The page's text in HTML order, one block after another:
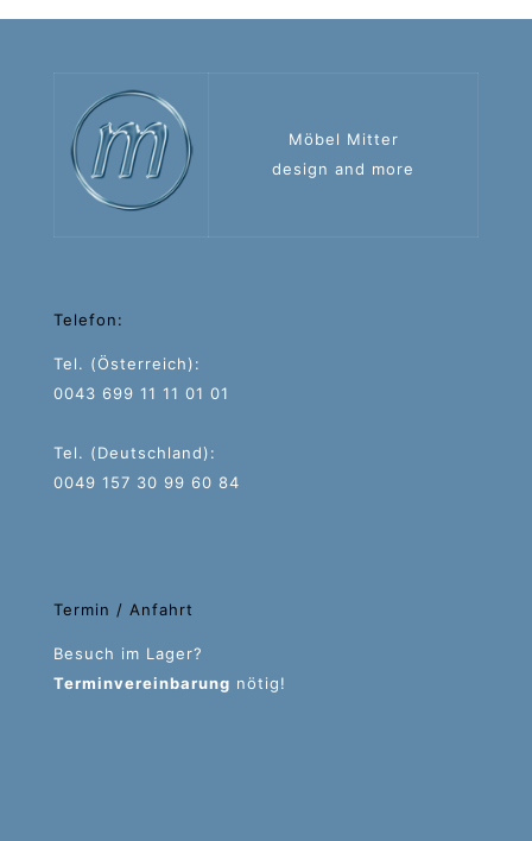
Möbel Mitter
design and more
Telefon:
Tel. (Österreich):
0043 699 11 11 01 01
Tel. (Deutschland):
0049 157 30 99 60 84
Termin / Anfahrt
Besuch im Lager?
Terminvereinbarung nötig!